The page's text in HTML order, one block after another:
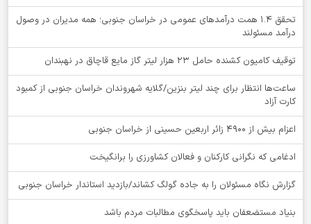
تحقق ۱.۴ همت درآمدهای عمومی در خراسان جنوبی؛ همه مدیران در وصول
درآمد مسئولند
توقيف کامیون کشنده حامل 23 هزار لیتر گاز مایع قاچاق در نهبندان
ساعت‌ها انتظار برای چند لیتر بنزین/گلایه شهروندان خراسان جنوبی از کمبود
کارت آزاد
اعزام بیش از 4900 زائر اربعین حسینی از خراسان جنوبی
ادغامی که نگرانی کارکنان و فعالان کشاورزی را برانگیخت
گزارش نگاه مسئولان را به جاده گولگ کشاند/بازدید استاندار خراسان جنوبی
بنیاد مستضعفان باید پاسخگوی مطالبات مردم باشد